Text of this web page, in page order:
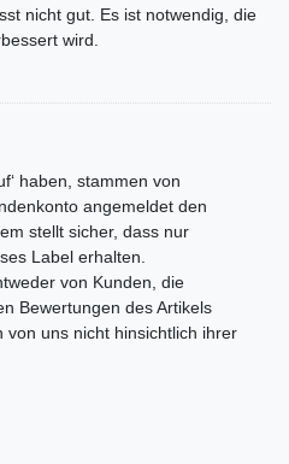
nicht gut. Es ist notwendig, die
wird.
haben, stammen von
angemeldet den
stellt sicher, dass nur
Label erhalten.
von Kunden, die
Bewertungen des Artikels
uns nicht hinsichtlich ihrer